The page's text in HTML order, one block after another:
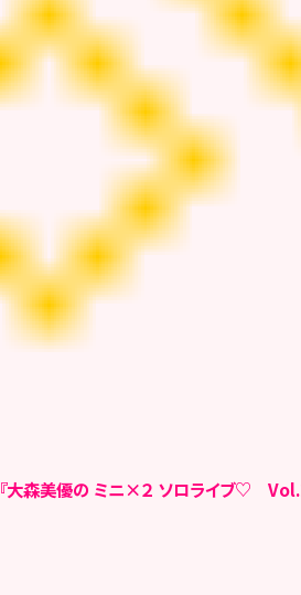
『大森美優の ミニ×２ ソロライブ♡